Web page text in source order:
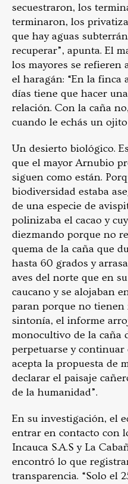
secuestraron, los
terminaron, los
que hay aguas
recuperar”, apunta. El
los mayores se refieren
el haragán: “En la finca
días tiene que hacer
relación. Con la caña
cuando le echás un ojito
Un desierto biológico.
que el mayor Arnubio
siguen como están.
biodiversidad estaba
de una especie de
polinizaba el cacao y
diezmando porque no
quema de la caña que
hasta 60 grados y
aves del norte que en
caucano y se alojaban
paran porque no tienen
sintonía, el informe
monocultivo de la caña
perpetuarse y continuar
acepta la propuesta de
declarar el paisaje
de la humanidad”.
En su investigación, el
entrar en contacto con
Incauca S.A.S y La
encontró lo que
transparencia. “Solo el